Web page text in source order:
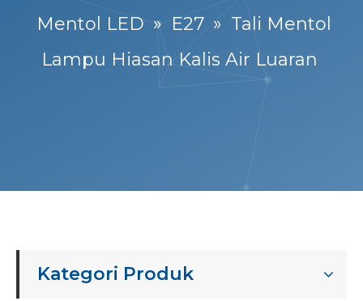
Mentol LED » E27 » Tali Mentol
Lampu Hiasan Kalis Air Luaran
Kategori Produk